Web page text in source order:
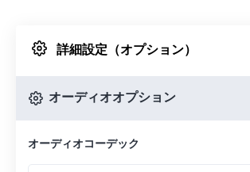
Googleドライブから
詳細設定（オプション）
オーディオオプション
オーディオコーデック